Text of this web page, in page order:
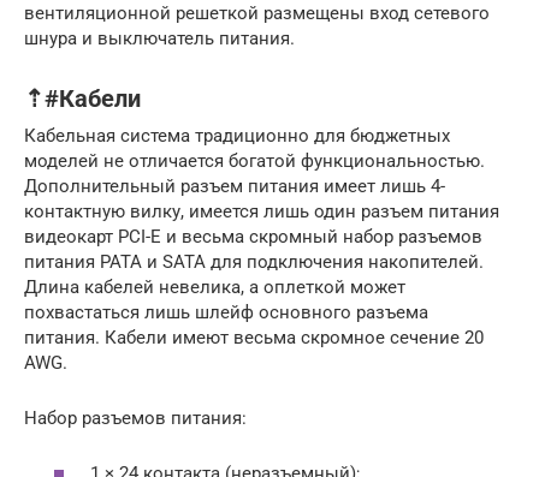
вентиляционной решеткой размещены вход сетевого
шнура и выключатель питания.
⇡#Кабели
Кабельная система традиционно для бюджетных
моделей не отличается богатой функциональностью.
Дополнительный разъем питания имеет лишь 4-
контактную вилку, имеется лишь один разъем питания
видеокарт PCI-E и весьма скромный набор разъемов
питания PATA и SATA для подключения накопителей.
Длина кабелей невелика, а оплеткой может
похвастаться лишь шлейф основного разъема
питания. Кабели имеют весьма скромное сечение 20
AWG.
Набор разъемов питания: